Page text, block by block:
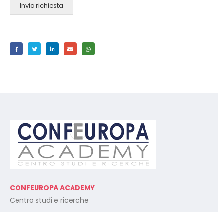
Invia richiesta
CONFEUROPA ACADEMY
Centro studi e ricerche